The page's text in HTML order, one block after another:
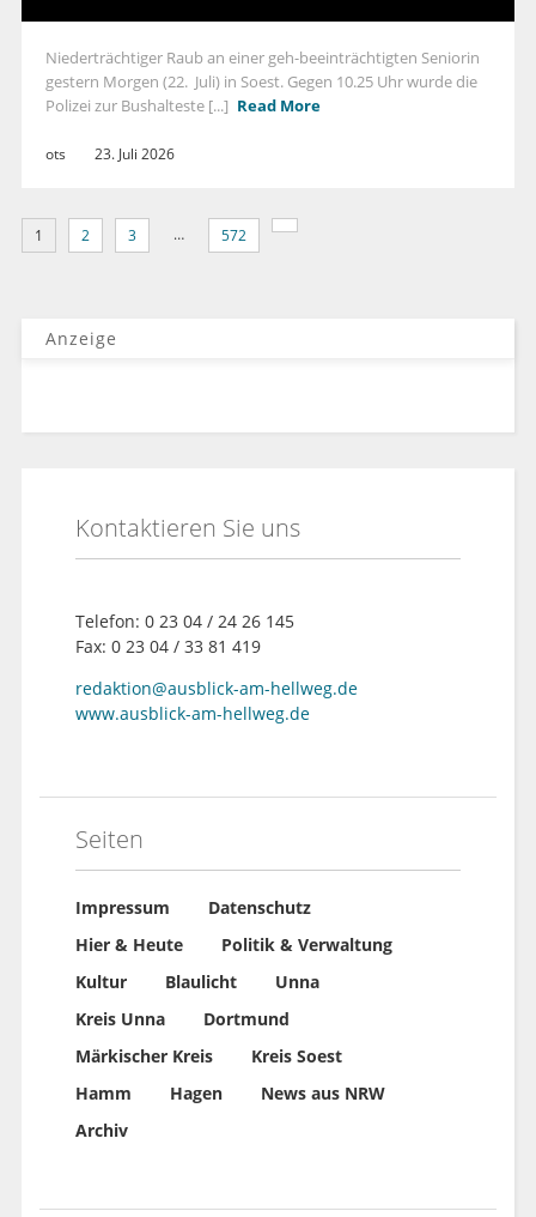
Niederträchtiger Raub an einer geh-beeinträchtigten Seniorin
gestern Morgen (22. Juli) in Soest. Gegen 10.25 Uhr wurde die
Polizei zur Bushalteste [...] Read More
ots 23. Juli 2026
1 2 3 … 572
Anzeige
Kontaktieren Sie uns
Telefon: 0 23 04 / 24 26 145
Fax: 0 23 04 / 33 81 419
redaktion@ausblick-am-hellweg.de
www.ausblick-am-hellweg.de
Seiten
Impressum
Datenschutz
Hier & Heute
Politik & Verwaltung
Kultur
Blaulicht
Unna
Kreis Unna
Dortmund
Märkischer Kreis
Kreis Soest
Hamm
Hagen
News aus NRW
Archiv